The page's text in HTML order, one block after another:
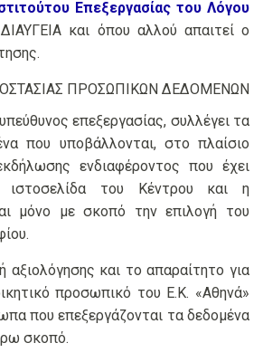
Επεξεργασίας του Λόγου
και όπου αλλού απαιτεί ο
ΠΡΟΣΩΠΙΚΩΝ ΔΕΔΟΜΕΝΩΝ
επεξεργασίας, συλλέγει τα
που υποβάλλονται, στο πλαίσιο
ενδιαφέροντος που έχει
ιστοσελίδα του Κέντρου και η
μόνο με σκοπό την επιλογή του
αξιολόγησης και το απαραίτητο για
προσωπικό του Ε.Κ. «Αθηνά»
που επεξεργάζονται τα δεδομένα
σκοπό.